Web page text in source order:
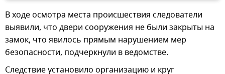
В ходе осмотра места происшествия следователи
выявили, что двери сооружения не были закрыты на
замок, что явилось прямым нарушением мер
безопасности, подчеркнули в ведомстве.
Следствие установило организацию и круг